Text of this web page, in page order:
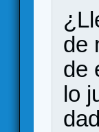
de
de
lo